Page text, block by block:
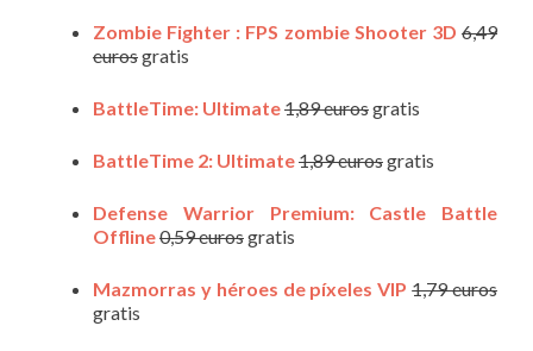
Zombie Fighter : FPS zombie Shooter 3D 6,49
eurosgratis
BattleTime: Ultimate1,89 eurosgratis
BattleTime 2: Ultimate1,89 eurosgratis
Defense Warrior Premium: Castle Battle
Offline0,59 eurosgratis
Mazmorras y héroes de píxeles VIP 1,79 euros
gratis